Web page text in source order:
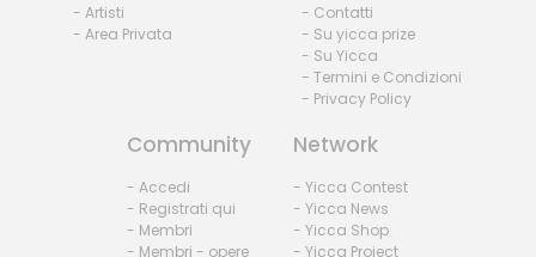
- Artisti
- Area Privata
- Contatti
- Su yicca prize
- Su Yicca
- Termini e Condizioni
- Privacy Policy
Community
- Accedi
- Registrati qui
- Membri
- Membri - opere
Network
- Yicca Contest
- Yicca News
- Yicca Shop
- Yicca Project